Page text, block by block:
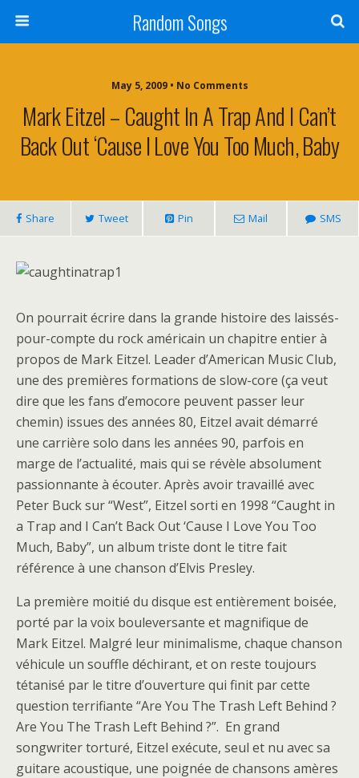
Random Songs
May 5, 2009 • No Comments
Mark Eitzel – Caught In A Trap And I Can’t
Back Out ‘Cause I Love You Too Much, Baby
Share Tweet Pin Mail SMS
On pourrait écrire dans la grande histoire des laissés-
pour-compte du rock américain un chapitre entier à
propos de Mark Eitzel. Leader d’American Music Club,
une des premières formations de slow-core (ça veut
dire que les fans d’emocore peuvent passer leur
chemin) issues des années 80, Eitzel avait démarré
une carrière solo dans les années 90, parfois en
marge de l’actualité, mais qui se révèle absolument
passionnante à écouter. Après avoir travaillé avec
Peter Buck sur “West”, Eitzel sorti en 1998 “Caught in
a Trap and I Can’t Back Out ‘Cause I Love You Too
Much, Baby”, un album triste dont le titre fait
référence à une chanson d’Elvis Presley.
La première moitié du disque est entièrement boisée,
porté par la voix bouleversante et magnifique de
Mark Eitzel. Malgré leur minimalisme, chaque chanson
véhicule un souffle déchirant, et on reste toujours
tétanisé par le titre d’ouverture qui finit par cette
question terrifiante “Are You The Trash Left Behind ?
Are You The Trash Left Behind ?”. En grand
songwriter torturé, Eitzel exécute, seul et nu avec sa
guitare acoustique, une poignée de chansons amères